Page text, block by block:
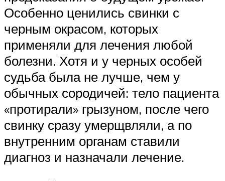
Особенно ценились свинки с
черным окрасом, которых
применяли для лечения любой
болезни. Хотя и у черных особей
судьба была не лучше, чем у
обычных сородичей: тело пациента
«протирали» грызуном, после чего
свинку сразу умерщвляли, а по
внутренним органам ставили
диагноз и назначали лечение.